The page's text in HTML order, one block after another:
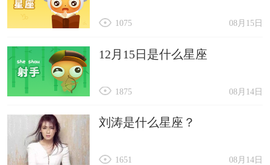
08月15日
1075
12月15日是什么星座
08月14日
1875
刘涛是什么星座？
08月14日
1651